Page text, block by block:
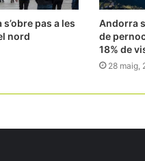
pas a les
nord
Andorra
de
18% de
28 maig,